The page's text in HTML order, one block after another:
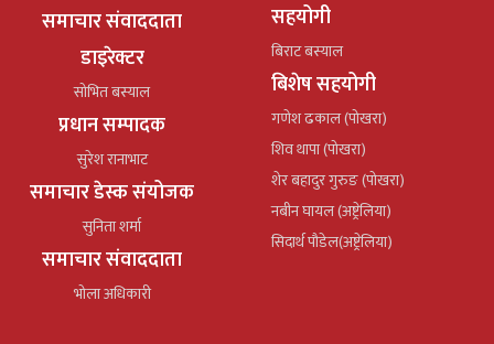
समाचार संवाददाता
डाइरेक्टर
सोभित बस्याल
प्रधान सम्पादक
सुरेश रानाभाट
समाचार डेस्क संयोजक
सुनिता शर्मा
समाचार संवाददाता
भोला अधिकारी
सहयोगी
बिराट बस्याल
बिशेष सहयोगी
गणेश ढकाल (पोखरा)
शिव थापा (पोखरा)
शेर बहादुर गुरुङ (पोखरा)
नबीन घायल (अष्ट्रेलिया)
सिदार्थ पौडेल(अष्ट्रेलिया)